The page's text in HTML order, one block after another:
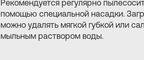
Рекомендуется регулярно
помощью специальной насадки.
можно удалять мягкой губкой или
мыльным раствором воды.